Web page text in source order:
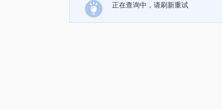
正在查询中，请刷新重试